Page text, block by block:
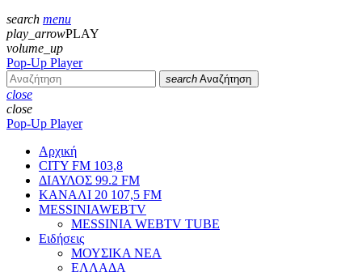
search menu
play_arrowPLAY
volume_up
Pop-Up Player
search Αναζήτηση
close
close
Pop-Up Player
Αρχική
CITY FM 103,8
ΔΙΑΥΛΟΣ 99.2 FM
ΚΑΝΑΛΙ 20 107,5 FM
MESSINIAWEBTV
MESSINIA WEBTV TUBE
Eιδήσεις
ΜΟΥΣΙΚΑ ΝΕΑ
ΕΛΛΑΔΑ